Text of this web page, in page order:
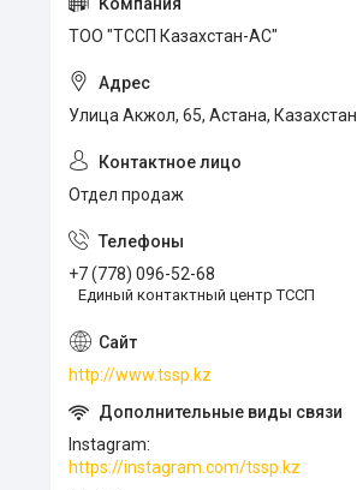
ТОО "ТССП Казахстан-АС"
Улица Акжол, 65, Астана, Казахстан
Отдел продаж
+7 (778) 096-52-68
Единый контактный центр ТССП
http://www.tssp.kz
Instagram
https://instagram.com/tssp.kz